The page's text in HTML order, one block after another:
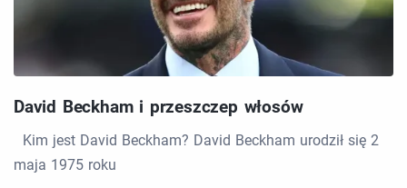
David Beckham i przeszczep włosów
Kim jest David Beckham? David Beckham urodził się 2
maja 1975 roku